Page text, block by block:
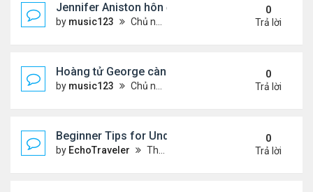
Jennifer Aniston hôn đắm đuối bạn trai trên du
by music123 Chủ nhật Tháng 8 02, 2026 5:54 pm
0
Trả lời
Hoàng tử George càng lớn càng điển trai
by music123 Chủ nhật Tháng 8 02, 2026 5:47 pm
0
Trả lời
Beginner Tips for Understanding Diablo 4 Items
by EchoTraveler Thứ 7 Tháng 8 01, 2026 12:25 am
0
Trả lời